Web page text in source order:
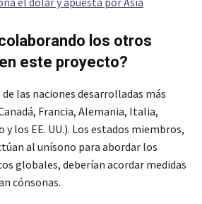
los otros
este proyecto?
las naciones desarrolladas más
Francia, Alemania, Italia,
y los EE. UU.). Los estados miembros,
al unísono para abordar los
globales, deberían acordar medidas
cónsonas.